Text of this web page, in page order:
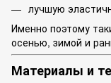
лучшую
Именно поэтому
осенью, зимой и
Материалы и